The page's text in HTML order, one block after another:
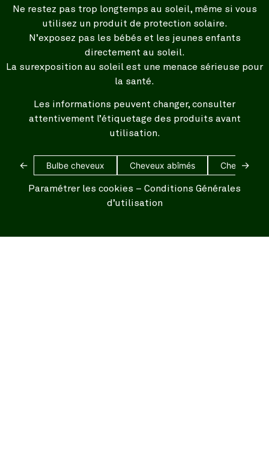
Ne restez pas trop longtemps au soleil, même si vous
utilisez un produit de protection solaire.
N’exposez pas les bébés et les jeunes enfants
directement au soleil.
La surexposition au soleil est une menace sérieuse pour
la santé.
Les informations peuvent changer, consulter
attentivement l’étiquetage des produits avant
utilisation.
← Bulbe cheveux Cheveux abîmés Cheveux
→
Paramétrer les cookies – Conditions Générales
d’utilisation